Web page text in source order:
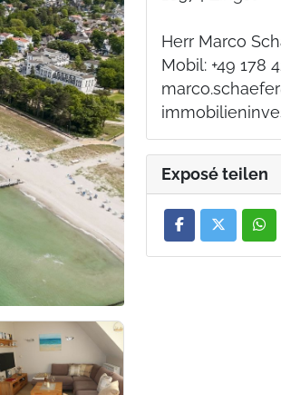
Herr Marco
Mobil: +49 178
Exposé teilen